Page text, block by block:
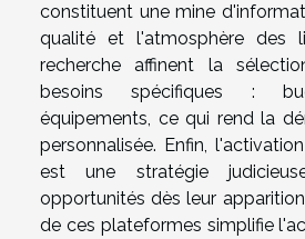
constituent une mine
qualité et l'atmosphère des
recherche affinent la
besoins spécifiques :
équipements, ce qui rend la
personnalisée. Enfin,
est une stratégie
opportunités dès leur
de ces plateformes simplifie